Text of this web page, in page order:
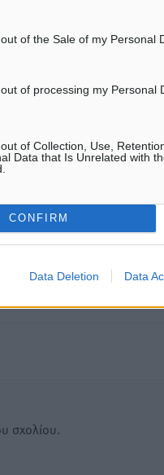
of the Sale of my Personal
of processing my Personal
of Collection, Use,
Data that Is Unrelated with
CONFIRM
Data Deletion Data
ΕΠΙΣΗΣ
παρουσία
στη 12άδα
δεν υιοθετεί
σχόλια θεωρούμε
Χρήστες που δεν τηρούν
σχολίου.